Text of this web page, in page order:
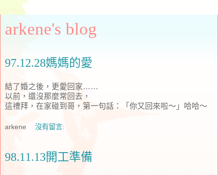
arkene's blog
97.12.28媽媽的愛
結了婚之後，更愛回家……
以前，還沒那麼常回去，
這禮拜，在家碰到哥，第一句話：「你又回來啦～」哈哈～
arkene 沒有留言:
98.11.13開工準備